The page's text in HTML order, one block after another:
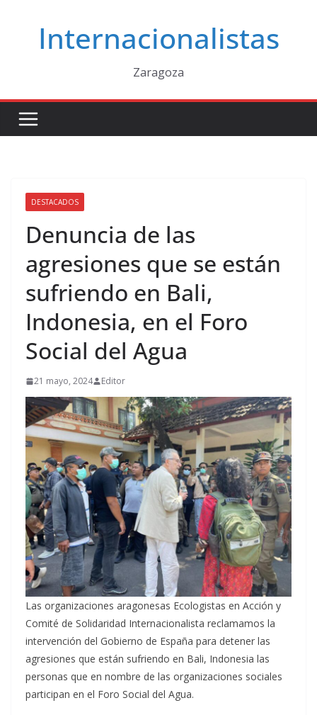
contenidoInternacionalistas
Zaragoza
DESTACADOS
Denuncia de las
agresiones que se están
sufriendo en Bali,
Indonesia, en el Foro
Social del Agua
21 mayo, 2024 Editor
Las organizaciones aragonesas Ecologistas en Acción y
Comité de Solidaridad Internacionalista reclamamos la
intervención del Gobierno de España para detener las
agresiones que están sufriendo en Bali, Indonesia las
personas que en nombre de las organizaciones sociales
participan en el Foro Social del Agua.